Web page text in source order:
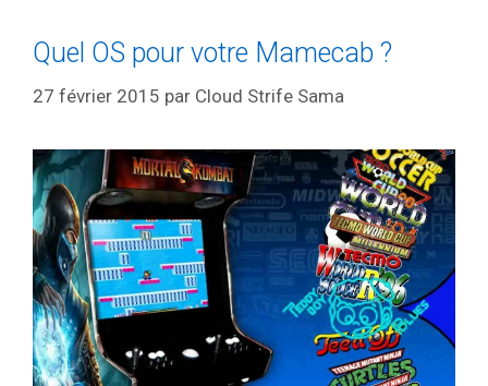
Quel OS pour votre Mamecab ?
27 février 2015 par Cloud Strife Sama